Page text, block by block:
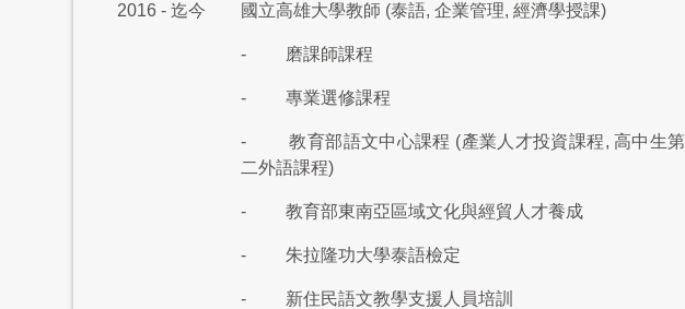
2016 - 迄今 國立高雄大學教師 (泰語, 企業管理, 經濟學授課)
- 磨課師課程
- 專業選修課程
- 教育部語文中心課程 (產業人才投資課程, 高中生第
二外語課程)
- 教育部東南亞區域文化與經貿人才養成
- 朱拉隆功大學泰語檢定
- 新住民語文教學支援人員培訓